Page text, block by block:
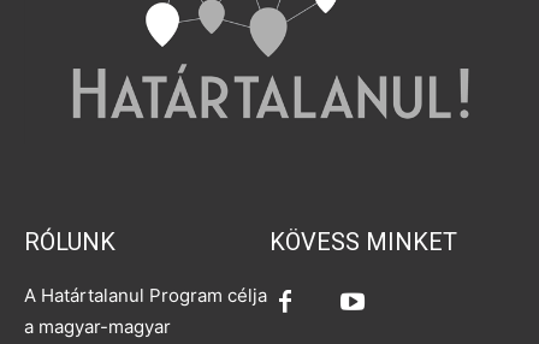
RÓLUNK
A Határtalanul Program célja
a magyar-magyar
KÖVESS MINKET